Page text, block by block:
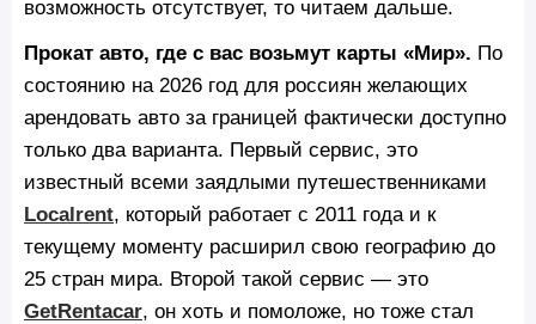
возможность отсутствует, то читаем дальше.
Прокат авто, где с вас возьмут карты «Мир». По
состоянию на 2026 год для россиян желающих
арендовать авто за границей фактически доступно
только два варианта. Первый сервис, это
известный всеми заядлыми путешественниками
Localrent, который работает с 2011 года и к
текущему моменту расширил свою географию до
25 стран мира. Второй такой сервис — это
GetRentacar, он хоть и помоложе, но тоже стал